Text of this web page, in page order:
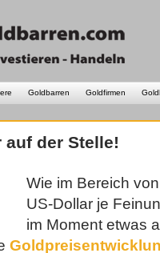
Goldbarren Goldfirmen
der Stelle!
Wie im Bereich
US-Dollar je
im Moment etwas